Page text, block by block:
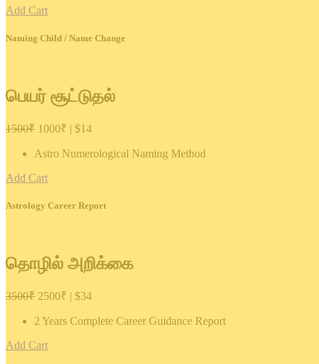
Add Cart
Naming Child / Name Change
பெயர் சூட்டுதல்
1500₹ 1000₹ | $14
Astro Numerological Naming Method
Add Cart
Astrology Career Report
தொழில் அறிக்கை
3500₹ 2500₹ | $34
2 Years Complete Career Guidance Report
Add Cart